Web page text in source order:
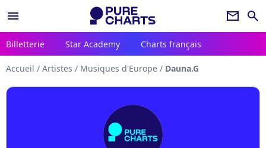
menu newsletter search
Billetterie Star Academy Charts français
Accueil / Artistes / Musiques d'Europe / Dauna.G